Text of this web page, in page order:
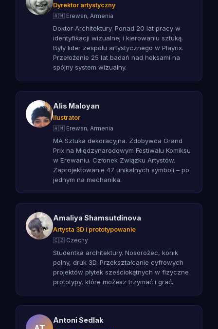
Dyrektor artystyczny
🇦🇲 Erewan, Armenia
Doktor Architektury. Ponad 20 lat pracy w
identyfikacji wizualnej i kierowaniu sztuką.
Były lider zespołu artystycznego w Playrix.
Przełożenie 25 lat badań nad heksami na
spójny system wizualny.
Alis Maloyan
Ilustrator
🇦🇲 Erewan, Armenia
MA Sztuka dekoracyjna. Zdobywca Grand
Prix na Międzynarodowym Festiwalu Komiksu
w Erewaniu. Członek Związku Artystów.
Zaprojektowanie 47 unikalnych symboli – po
jednym na mechanika.
Amaliya Shamsutdinova
Artysta 3D i prototypowanie
🇨🇿 Czechy
Studentka architektury. Nosorożec, konik
polny, druk 3D. Przekształcanie cyfrowych
projektów płytek sześciokątnych w fizyczne
prototypy, które możesz trzymać i grać.
Antoni Sedlak